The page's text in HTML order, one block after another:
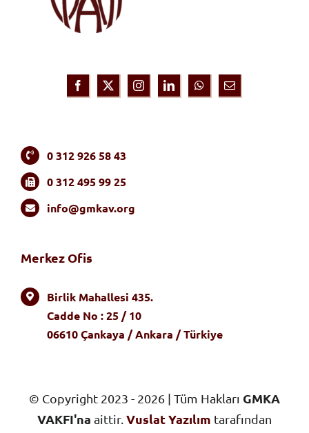
0 312 926 58 43
0 312 495 99 25
info@gmkav.org
Merkez Ofis
Birlik Mahallesi 435.
Cadde No : 25 / 10
06610 Çankaya / Ankara / Türkiye
© Copyright 2023 - 2026 | Tüm Hakları GMKA
VAKFI'na aittir.Vuslat Yazılım tarafından